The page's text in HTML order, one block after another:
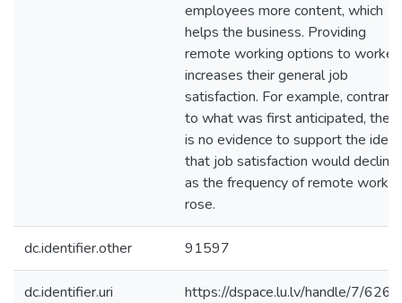
employees more content, which
helps the business. Providing
remote working options to
increases their general job
satisfaction. For example, contrary
to what was first anticipated, there
is no evidence to support the idea
that job satisfaction would decline
as the frequency of remote work
rose.
dc.identifier.other 91597
dc.identifier.uri https://dspace.lu.lv/handle/7/